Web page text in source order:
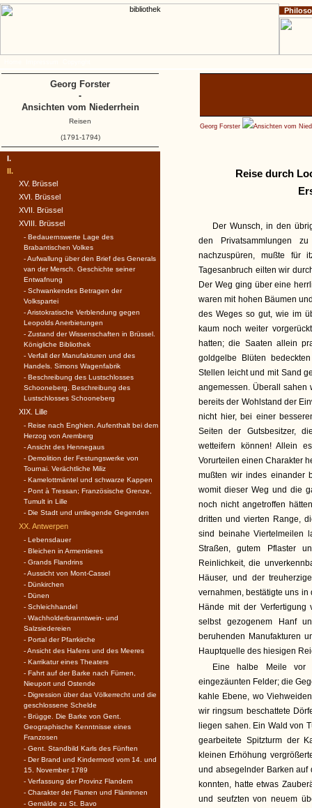
Georg Forster Ansichten vom
Reise durch
Der Wunsch, in den
den Privatsammlungen
nachzuspüren, mußte für
Tagesanbruch eilten wir
Der Weg ging über eine
waren mit hohen Bäumen
des Weges so gut, wie im
kaum noch weiter
hatten; die Saaten allein
goldgelbe Blüten
Stellen leicht und mit Sand
angemessen. Überall sahen
bereits der Wohlstand der
nicht hier, bei einer
Seiten der Gutsbesitzer,
wetteifern können! Allein
Vorurteilen einen Charakter
mußten wir indes einander
womit dieser Weg und die
noch nicht angetroffen
dritten und vierten Range,
sind beinahe Viertelmeilen
Straßen, gutem Pflaster
Reinlichkeit, die
Häuser, und der
vernahmen, bestätigte uns
Hände mit der
selbst gezogenem Hanf
beruhenden Manufakturen
Hauptquelle des hiesigen
Eine halbe Meile vor
eingezäunten Felder; die
kahle Ebene, wo
wir ringsum beschattete
liegen sahen. Ein Wald von
gearbeitete Spitzturm der
kleinen Erhöhung
und absegelnder Barken
konnten, hatte etwas
und seufzten von neuem
I.
II.
XV. Brüssel
XVI. Brüssel
XVII. Brüssel
XVIII. Brüssel
- Bedauernswerte Lage des
Brabantischen Volkes
- Aufwallung über den Brief des Generals
van der Mersch. Geschichte seiner
Entwafnung
- Schwankendes Betragen der
Volkspartei
- Aristokratische Verblendung gegen
Leopolds Anerbietungen
- Zustand der Wissenschaften in Brüssel.
Königliche Bibliothek
- Verfall der Manufakturen und des
Handels. Simons Wagenfabrik
- Beschreibung des Lustschlosses
Schooneberg. Beschreibung des
Lustschlosses Schooneberg
XIX. Lille
- Reise nach Enghien. Aufenthalt bei dem
Herzog von Aremberg
- Ansicht des Hennegaus
- Demolition der Festungswerke von
Tournai. Verächtliche Miliz
- Kamelottmäntel und schwarze Kappen
- Pont à Tressan; Französische Grenze,
Tumult in Lille
- Die Stadt und umliegende Gegenden
XX. Antwerpen
- Lebensdauer
- Bleichen in Armentieres
- Grands Flandrins
- Aussicht von Mont-Cassel
- Dünkirchen
- Dünen
- Schleichhandel
- Wachholderbranntwein- und
Salzsiedereien
- Portal der Pfarrkirche
- Ansicht des Hafens und des Meeres
- Karrikatur eines Theaters
- Fahrt auf der Barke nach Fürnen,
Nieuport und Ostende
- Digression über das Völkerrecht und die
geschlossene Schelde
- Brügge. Die Barke von Gent.
Geographische Kenntnisse eines
Franzosen
- Gent. Standbild Karls des Fünften
- Der Brand und Kindermord vom 14. und
15. November 1789
- Verfassung der Provinz Flandern
- Charakter der Flamen und Fläminnen
- Gemälde zu St. Bavo
Georg Forster
-
Ansichten vom Niederrhein
Reisen
(1791-1794)